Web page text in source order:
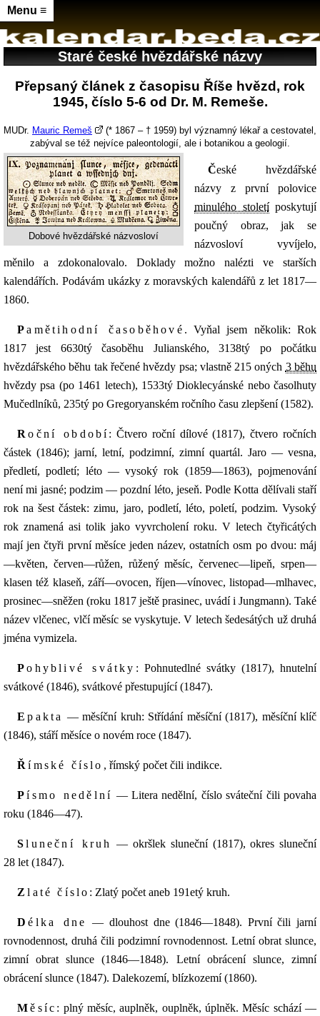
Menu ≡
Staré české hvězdářské názvy
Přepsaný článek z časopisu Říše hvězd, rok
1945, číslo 5-6 od Dr. M. Remeše.
MUDr. Mauric Remeš
(* 1867 – † 1959) byl významný lékař a cestovatel,
zabýval se též nejvíce paleontologií, ale i botanikou a geologií.
Dobové hvězdářské názvosloví
České hvězdářské
názvy z první polovice
minulého stoletíposkytují
poučný obraz, jak se
názvosloví vyvíjelo,
měnilo a zdokonalovalo. Doklady možno nalézti ve starších
kalendářích. Podávám ukázky z moravských kalendářů z let 1817—
1860.
Pamětihodní časoběhové . Vyňal jsem několik: Rok
1817 jest 6630tý časoběhu Julianského, 3138tý po počátku
hvězdářského běhu tak řečené hvězdy psa; vlastně 215 oných 3 běhu
hvězdy psa (po 1461 letech), 1533tý Dioklecyánské nebo časolhuty
Mučedlníků, 235tý po Gregoryanském ročního času zlepšení (1582).
Roční období: Čtvero roční dílové (1817), čtvero ročních
částek (1846); jarní, letní, podzimní, zimní quartál. Jaro — vesna,
předletí, podletí; léto — vysoký rok (1859—1863), pojmenování
není mi jasné; podzim — pozdní léto, jeseň. Podle Kotta dělívali staří
rok na šest částek: zimu, jaro, podletí, léto, poletí, podzim. Vysoký
rok znamená asi tolik jako vyvrcholení roku. V letech čtyřicátých
mají jen čtyři první měsíce jeden název, ostatních osm po dvou: máj
—květen, červen—růžen, růžený měsíc, červenec—lipeň, srpen—
klasen též klaseň, září—ovocen, říjen—vínovec, listopad—mlhavec,
prosinec—sněžen (roku 1817 ještě prasinec, uvádí i Jungmann). Také
název vlčenec, vlčí měsíc se vyskytuje. V letech šedesátých už druhá
jména vymizela.
Pohyblivé svátky : Pohnutedlné svátky (1817), hnutelní
svátkové (1846), svátkové přestupující (1847).
Epakta — měsíční kruh: Střídání měsíční (1817), měsíční klíč
(1846), stáří měsíce o novém roce (1847).
Římské číslo , římský počet čili indikce.
Písmo nedělní — Litera nedělní, číslo sváteční čili povaha
roku (1846—47).
Sluneční kruh
— okršlek sluneční (1817), okres sluneční
28 let (1847).
Zlaté číslo : Zlatý počet aneb 191etý kruh.
Délka dne
— dlouhost dne (1846—1848). První čili jarní
rovnodennost, druhá čili podzimní rovnodennost. Letní obrat slunce,
zimní obrat slunce (1846—1848). Letní obrácení slunce, zimní
obrácení slunce (1847). Dalekozemí, blízkozemí (1860).
Měsíc : plný měsíc, auplněk, ouplněk, úplněk. Měsíc schází —